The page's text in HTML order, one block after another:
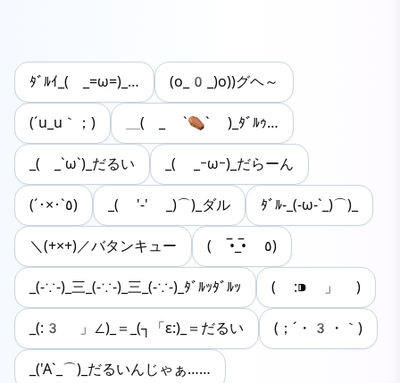
ﾀﾞﾙｲ_( _=ω=)_… (o_0_)o))グヘ～
(´u_u｀；) ＿( _ `⚰︎` )_ﾀﾞﾙｩ…
_( _`ω`)_だるい _( _ｰωｰ)_だらーん
(´･×･`٥) _( '-' _)⌒)_ダル ﾀﾞﾙ-_(-ω-`_)⌒)_
＼(+×+)／バタンキュー ( •̅_•̅ ٥)
_(-∵-)_三_(-∵-)_三_(-∵-)_ﾀﾞﾙｯﾀﾞﾙｯ ( :⁍ 」 )
_(:3 」∠)_＝_(┐「ε:)_＝だるい (；´・3・｀)
_('A`_⌒)_だるいんじゃぁ……